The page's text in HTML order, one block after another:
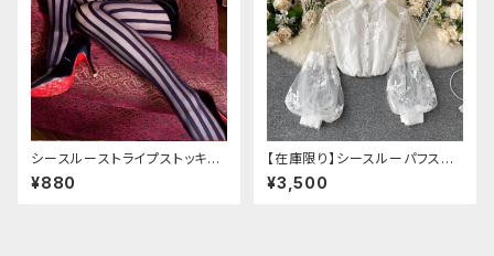
シースルーストライプストッキン
グ
¥880
【在庫限り】シースルーパフスリ
ーブ刺繍ブラウス
¥3,500